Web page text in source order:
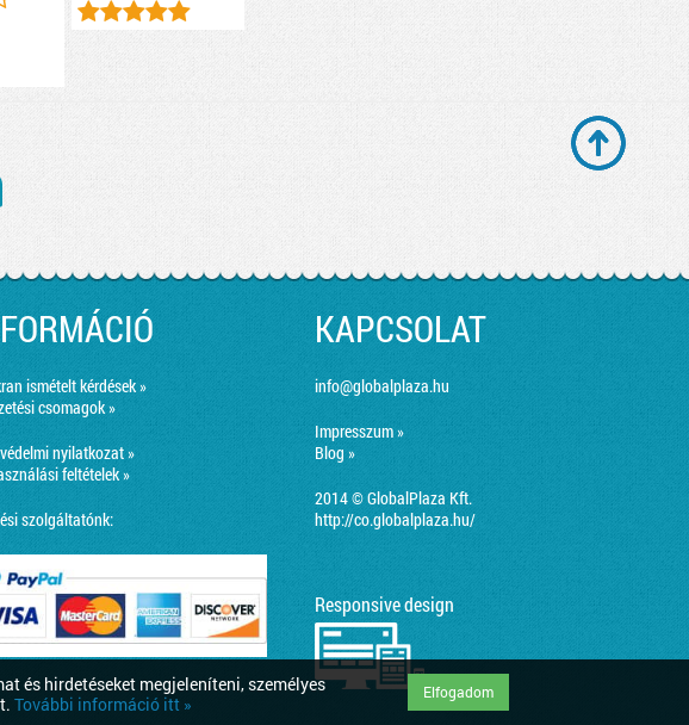
és hirdetéseket megjeleníteni, személyes
További információ itt »
Elfogadom
ismételt kérdések »
csomagok »
nyilatkozat »
feltételek »
szolgáltatónk:
KAPCSOLAT
info@globalplaza.hu
Impresszum »
Blog »
2014 © GlobalPlaza Kft.
http://co.globalplaza.hu/
Responsive design